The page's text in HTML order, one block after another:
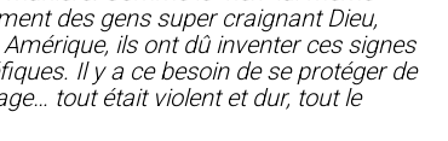
des gens super craignant Dieu,
ils ont dû inventer ces signes
Il y a ce besoin de se protéger de
tout était violent et dur, tout le